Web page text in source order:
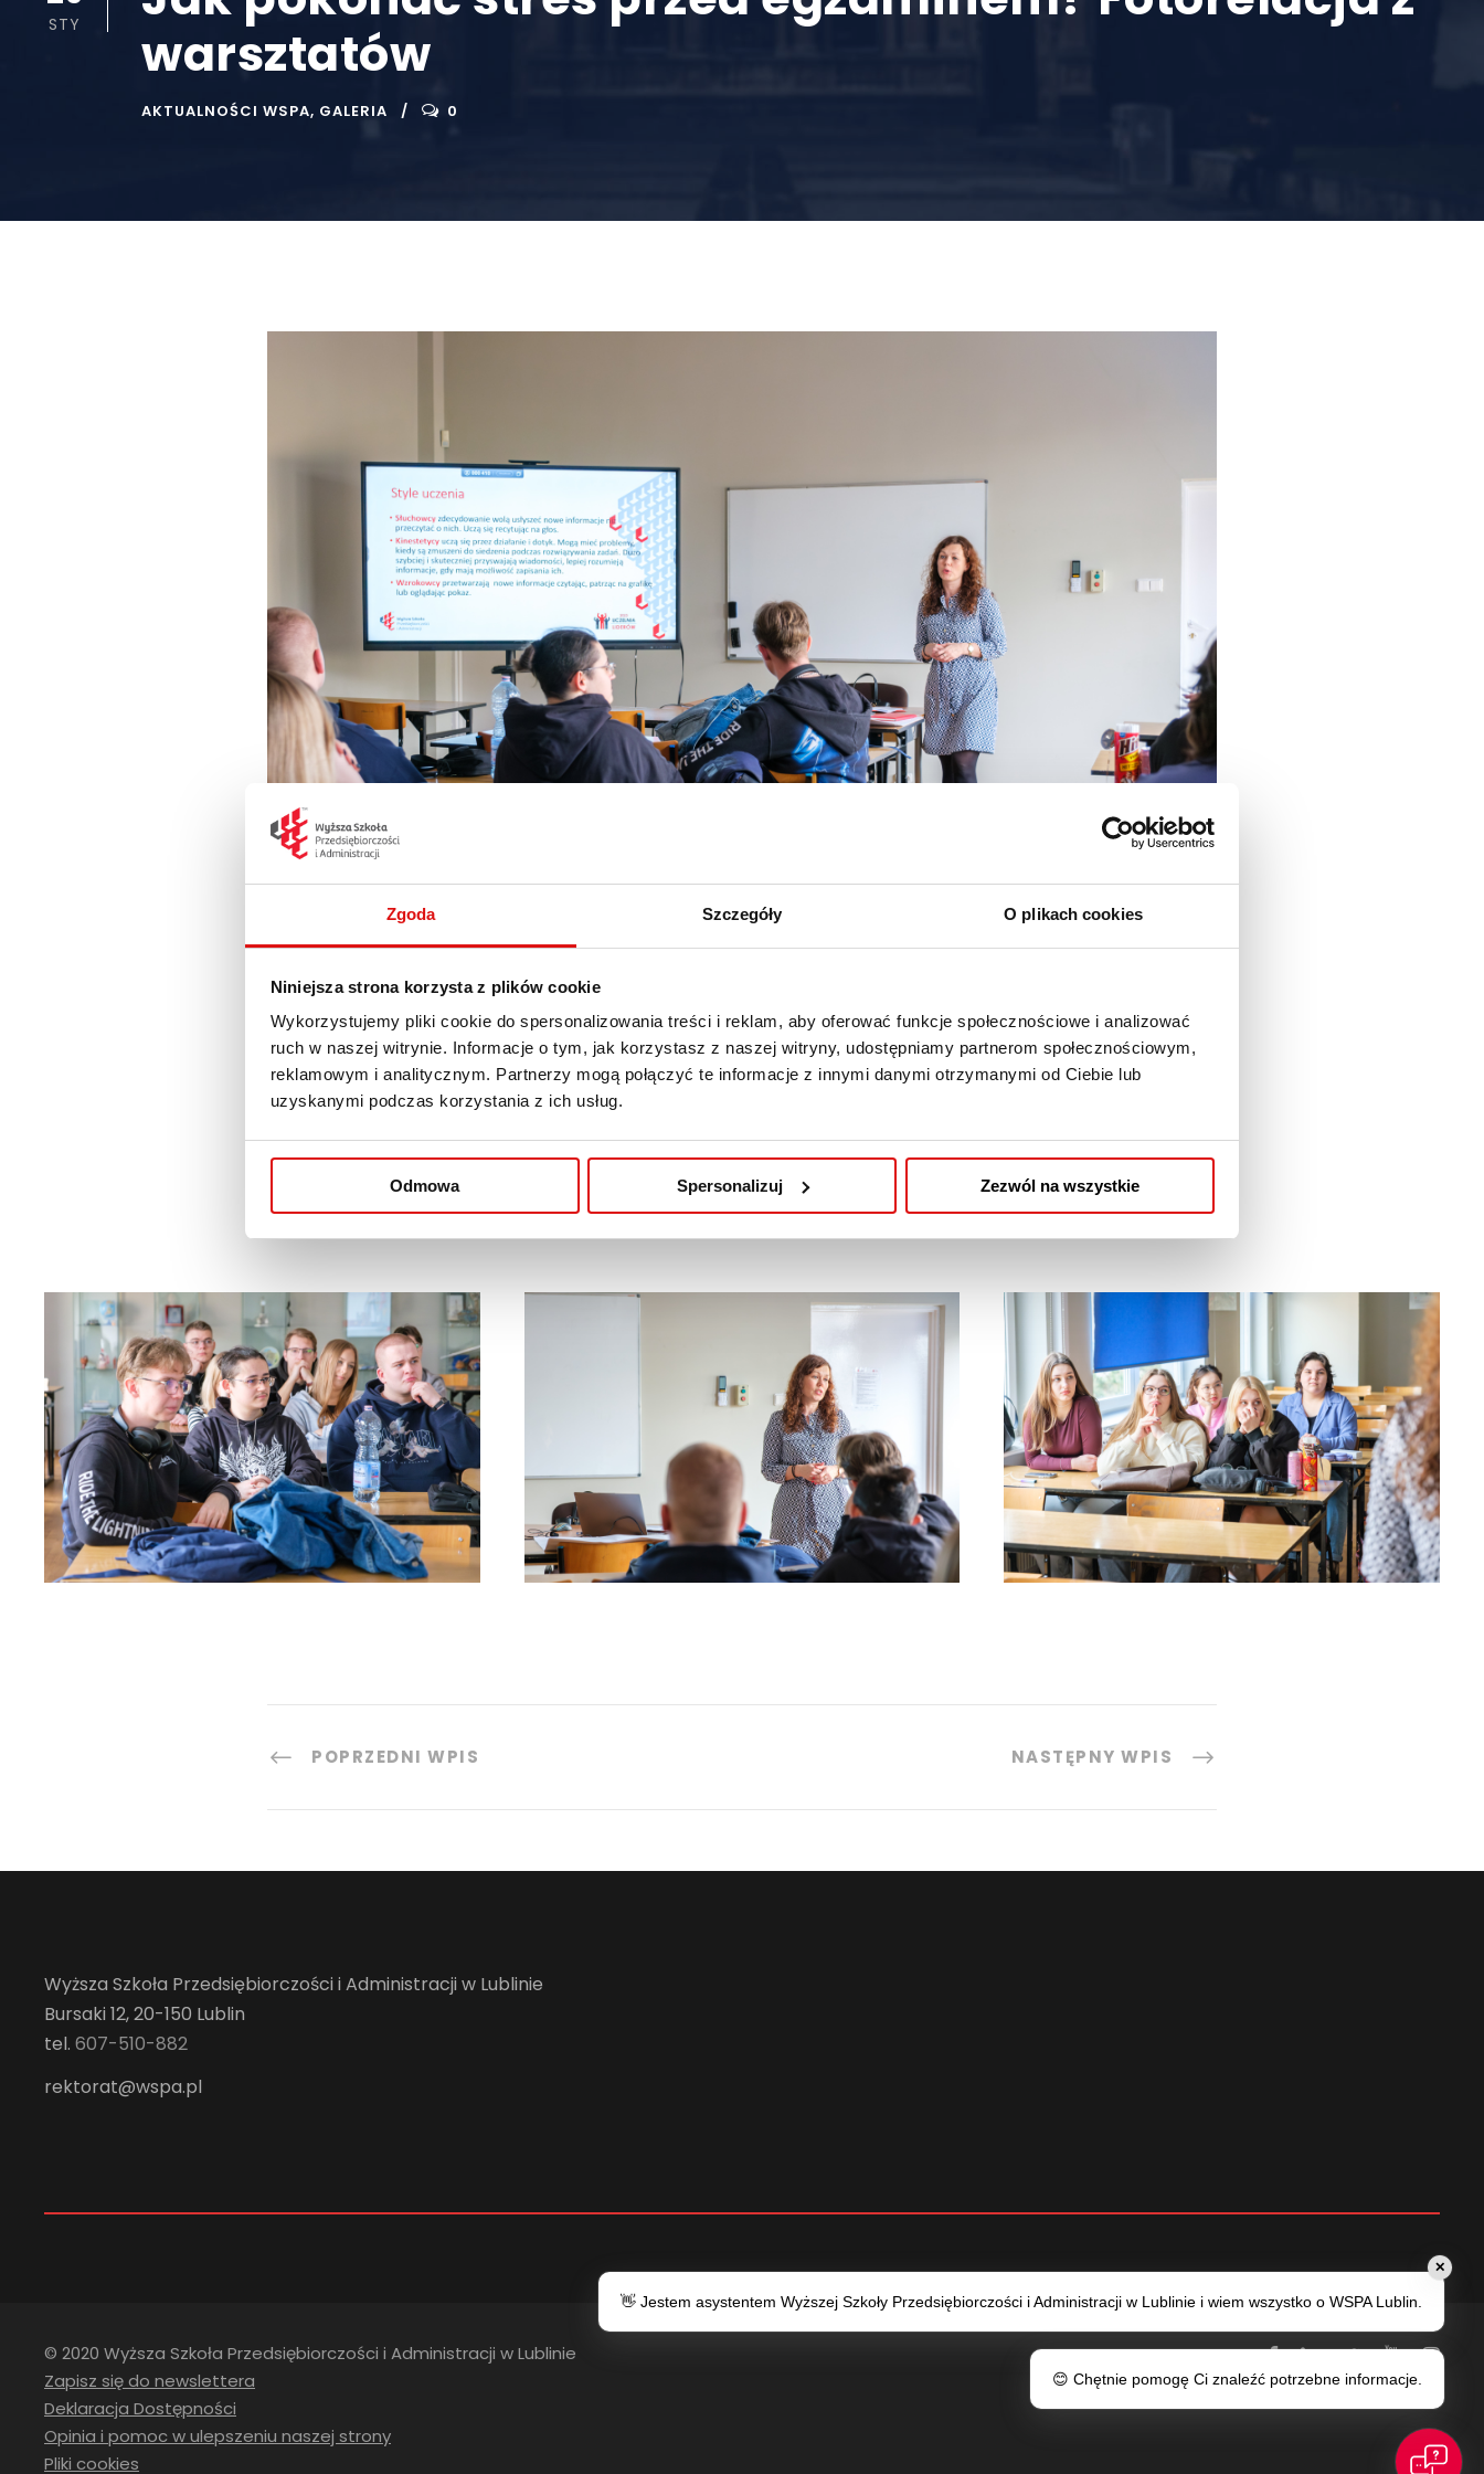
Zgoda Szczegóły O plikach cookies
Niniejsza strona korzysta z plików cookie
Wykorzystujemy pliki cookie do spersonalizowania treści i reklam, aby oferować funkcje społecznościowe i analizować
ruch w naszej witrynie. Informacje o tym, jak korzystasz z naszej witryny, udostępniamy partnerom społecznościowym,
reklamowym i analitycznym. Partnerzy mogą połączyć te informacje z innymi danymi otrzymanymi od Ciebie lub
uzyskanymi podczas korzystania z ich usług.
Odmowa Spersonalizuj Zezwól na wszystkie
STY
warsztatów
AKTUALNOŚCI WSPA, GALERIA 0
28 stycznia odbyły się warsztaty pt.: „Jak pokonać stres przed egzaminem”, które poprowadziła dr Monika
Maj-Golianek, dziekan kierunku Pedagogika przedszkolna i wczesnoszkolna
Podczas spotkania nasi studenci zdobyli cenne wskazówki i podpowiedzi, jak radzić sobie z wyzwaniami i
trudnymi emocjami. Poznali praktyczne techniki, które pomogą im lepiej wykorzystać swój potencjał podczas
sesji. Trzymamy kciuki – jesteśmy pewni, że świetnie sobie poradzicie!
POPRZEDNI WPIS NASTĘPNY WPIS
Wyższa Szkoła Przedsiębiorczości i Administracji w Lublinie
Bursaki 12, 20-150 Lublin
tel. 607-510-882
rektorat@wspa.pl
© 2020 Wyższa Szkoła Przedsiębiorczości i Administracji w Lublinie
Zapisz się do newslettera
Deklaracja Dostępności
Opinia i pomoc w ulepszeniu naszej strony
Pliki cookies
✕
👋 Jestem asystentem Wyższej Szkoły Przedsiębiorczości i Administracji w Lublinie i wiem wszystko o WSPA Lublin.
😊 Chętnie pomogę Ci znaleźć potrzebne informacje.